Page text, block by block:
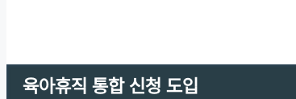
육아휴직 통합 신청 도입